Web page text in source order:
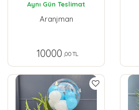
Aynı Gün Teslimat
Aranjman
10000 ,00 TL